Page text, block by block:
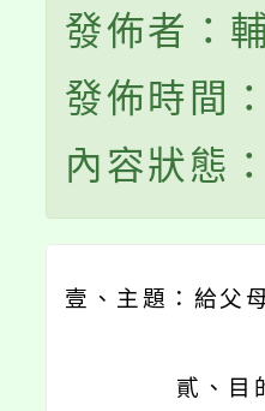
發佈者：
發佈時間
內容狀態
壹、主題：給父
貳、目